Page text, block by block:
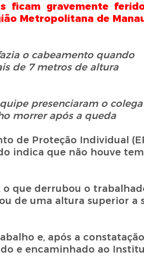
ficam gravemente
Metropolitana de
o cabeamento quando
de 7 metros de altura
presenciaram o colega
morrer após a queda
de Proteção Individual
indica que não houve
que derrubou o
de uma altura superior a
e, após a
e encaminhado ao